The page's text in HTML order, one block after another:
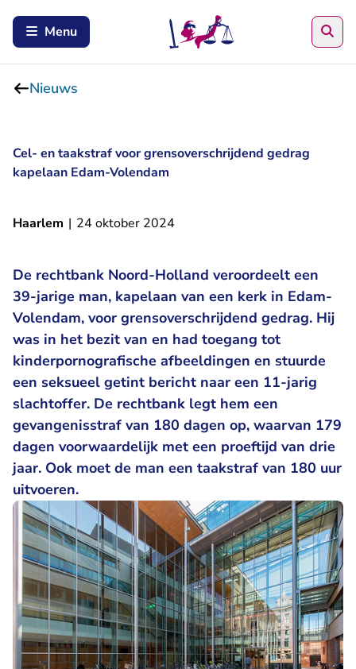
Menu
Nieuws
Cel- en taakstraf voor grensoverschrijdend gedrag
kapelaan Edam-Volendam
Haarlem | 24 oktober 2024
De rechtbank Noord-Holland veroordeelt een
39-jarige man, kapelaan van een kerk in Edam-
Volendam, voor grensoverschrijdend gedrag. Hij
was in het bezit van en had toegang tot
kinderpornografische afbeeldingen en stuurde
een seksueel getint bericht naar een 11-jarig
slachtoffer. De rechtbank legt hem een
gevangenisstraf van 180 dagen op, waarvan 179
dagen voorwaardelijk met een proeftijd van drie
jaar. Ook moet de man een taakstraf van 180 uur
uitvoeren.